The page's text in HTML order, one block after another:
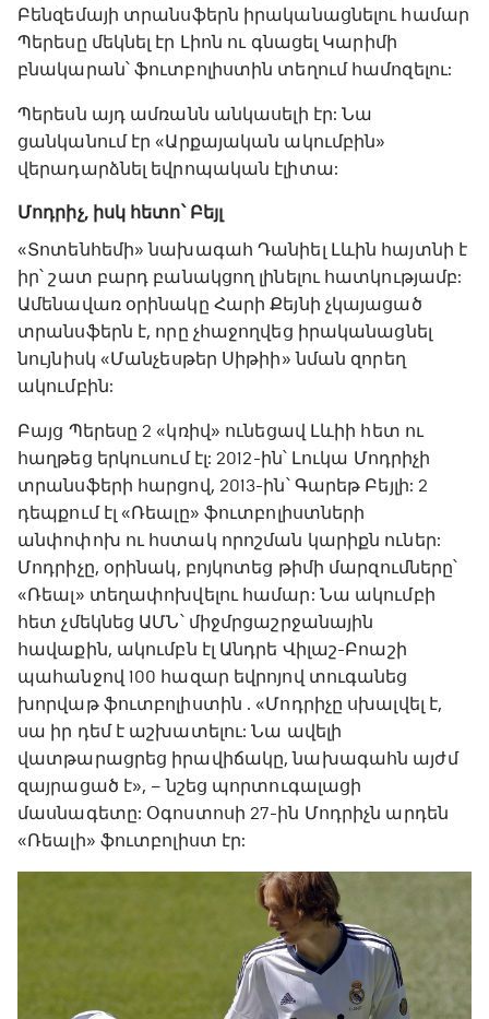
Բենզեմայի տրանսֆերն իրականացնելու համար
Պերեսը մեկնել էր Լիոն ու գնացել Կարիմի
բնակարան՝ ֆուտբոլիստին տեղում համոզելու:
Պերեսն այդ ամռանն անկասելի էր: Նա
ցանկանում էր «Արքայական ակումբին»
վերադարձնել եվրոպական էլիտա:
Մոդրիչ, իսկ հետո՝ Բեյլ
«Տոտենհեմի» նախագահ Դանիել Լևին հայտնի է
իր՝ շատ բարդ բանակցող լինելու հատկությամբ:
Ամենավառ օրինակը Հարի Քեյնի չկայացած
տրանսֆերն է, որը չհաջողվեց իրականացնել
նույնիսկ «Մանչեսթեր Սիթիի» նման զորեղ
ակումբին:
Բայց Պերեսը 2 «կռիվ» ունեցավ Լևիի հետ ու
հաղթեց երկուսում էլ: 2012-ին՝ Լուկա Մոդրիչի
տրանսֆերի հարցով, 2013-ին՝ Գարեթ Բեյլի: 2
դեպքում էլ «Ռեալը» ֆուտբոլիստների
անփոփոխ ու հստակ որոշման կարիքն ուներ:
Մոդրիչը, օրինակ, բոյկոտեց թիմի մարզումները՝
«Ռեալ» տեղափոխվելու համար: Նա ակումբի
հետ չմեկնեց ԱՄՆ՝ միջմրցաշրջանային
հավաքին, ակումբն էլ Անդրե Վիլաշ-Բոաշի
պահանջով 100 հազար եվրոյով տուգանեց
խորվաթ ֆուտբոլիստին . «Մոդրիչը սխալվել է,
սա իր դեմ է աշխատելու: Նա ավելի
վատթարացրեց իրավիճակը, նախագահն այժմ
զայրացած է», – նշեց պորտուգալացի
մասնագետը: Օգոստոսի 27-ին Մոդրիչն արդեն
«Ռեալի» ֆուտբոլիստ էր: